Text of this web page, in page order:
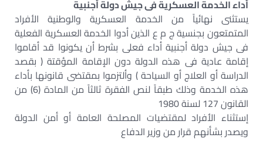
‌أداء الخدمة العسكرية فى جيش دولة أجنبية
يستثنى نهائياً من الخدمة العسكرية والوطنية الأفراد
المتمتعون بجنسية ج م ع الذين أدوا الخدمة العسكرية الفعلية
فى جيش دولة أجنبية أداء فعلى بشرط أن يكونوا قد أقاموا
إقامة عادية فى هذه الدولة دون الإقامة المؤقتة ( بقصد
الدراسة أو العلاج أو السياحة ) وألتزموا بمقتضى قانونها بأداء
هذه الخدمة وذلك طبقاً لنص الفقرة ثالثاً من المادة (6) من
القانون 127 لسنة 1980
إستثناء الأفراد لمقتضيات المصلحة العامة أو أمن الدولة
ويصدر بشأنهم قرار من وزير الدفاع